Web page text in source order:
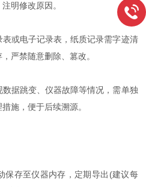
明修改原因。
或电子记录表，纸质记录需字迹清
严禁随意删除、篡改。
据跳变、仪器故障等情况，需单独
施，便于后续溯源。
存至仪器内存，定期导出(建议每